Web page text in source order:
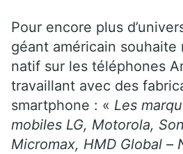
Pour encore plus
géant américain souhaite
natif sur les téléphones
travaillant avec des
smartphone : « Les
mobiles LG, Motorola,
Micromax, HMD Global –